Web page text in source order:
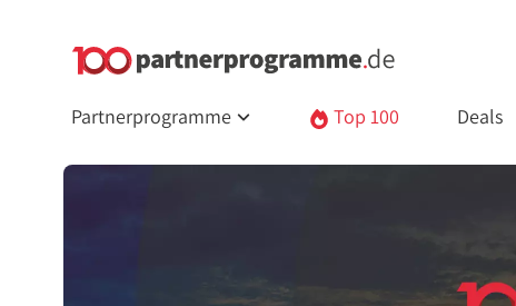
Partnerprogramme Top 100 Deals